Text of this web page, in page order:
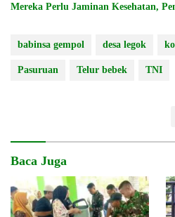
Mereka Perlu Jaminan Kesehatan,
babinsa gempol desa legok
Pasuruan Telur bebek TNI
Baca Juga